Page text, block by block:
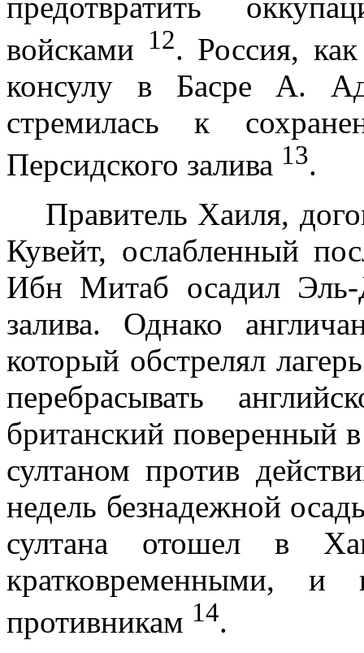
предотвратить
войсками 12. Россия, как
консулу в Басре А.
стремилась к
Персидского залива 13.
Правитель Хаиля,
Кувейт, ослаблен­ный
Ибн Митаб осадил
залива. Однако
который обстрелял
перебрасывать
британский поверенный в
султаном против
недель безнадежной
султана отошел в
кратковременными,
противникам 14.